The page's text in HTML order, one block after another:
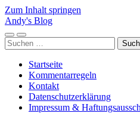
Zum Inhalt springen
Andy's Blog
Mobile-
Menü
Suchfeld
ein-/ausblenden
Suchen
nach:
Startseite
Kommentarregeln
Kontakt
Datenschutzerklärung
Impressum &